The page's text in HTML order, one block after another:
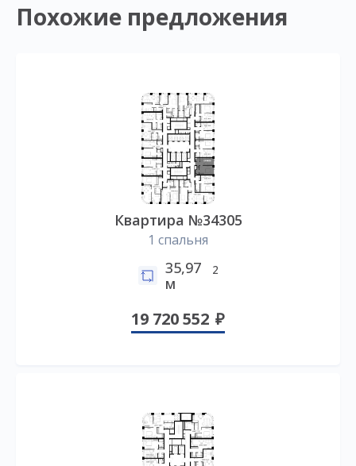
Похожие предложения
Квартира №34305
1 спальня
35,97
м
2
19 720 552